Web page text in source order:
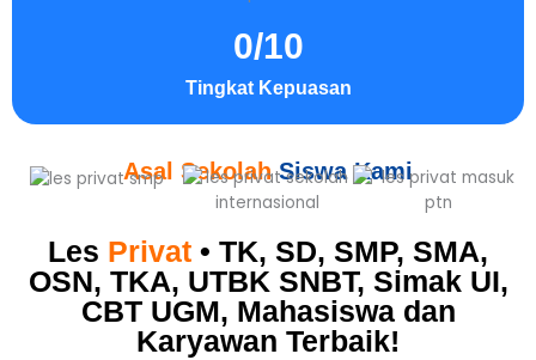
Tingkat Kepuasan
0/10
Asal Sekolah Siswa Kami
Les Privat • TK, SD, SMP, SMA,
OSN, TKA, UTBK SNBT, Simak UI,
CBT UGM, Mahasiswa dan
Karyawan Terbaik!​